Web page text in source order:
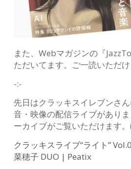
また、Webマガジンの『
ただいてます。ご一読いただ
-:-
先日はクラッキスイレブンさ
音・映像の配信ライブがあり
ーカイブがご覧いただけます
クラッキスライブ“ライト”
菜穂子 DUO | Peatix